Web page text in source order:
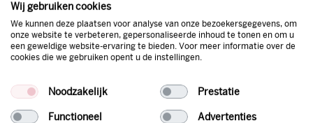
van de laagste prijs.
tankpas aanvragen
laadpas aanvragen
Wij gebruiken cookies
We kunnen deze plaatsen voor analyse van onze bezoekersgegevens, om
onze website te verbeteren, gepersonaliseerde inhoud te tonen en om u
een geweldige website-ervaring te bieden. Voor meer informatie over de
cookies die we gebruiken opent u de instellingen.
Noodzakelijk Prestatie
Functioneel Advertenties